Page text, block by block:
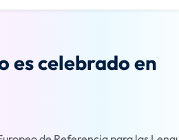
es celebrado en